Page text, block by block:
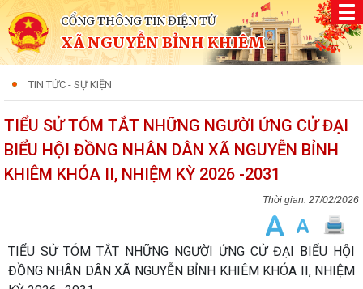
CỔNG THÔNG TIN ĐIỆN TỬ
XÃ NGUYỄN BỈNH KHIÊM
TIN TỨC - SỰ KIỆN
TIỂU SỬ TÓM TẮT NHỮNG NGƯỜI ỨNG CỬ ĐẠI
BIỂU HỘI ĐỒNG NHÂN DÂN XÃ NGUYỄN BỈNH
KHIÊM KHÓA II, NHIỆM KỲ 2026 -2031
27/02/2026
TIỂU SỬ TÓM TẮT NHỮNG NGƯỜI ỨNG CỬ ĐẠI BIỂU HỘI
ĐỒNG NHÂN DÂN XÃ NGUYỄN BỈNH KHIÊM KHÓA II, NHIỆM